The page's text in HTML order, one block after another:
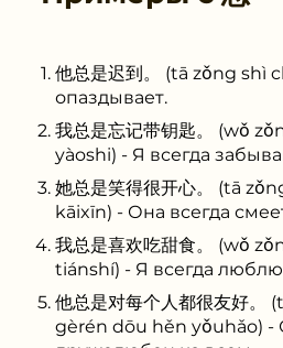
他总是迟到。 (tā zǒng shì
опаздывает.
我总是忘记带钥匙。 (wǒ
yàoshi) - Я всегда
她总是笑得很开心。 (tā
kāixīn) - Она всегда
我总是喜欢吃甜食。 (wǒ
tiánshí) - Я всегда люблю
他总是对每个人都很友好
gèrén dōu hěn yǒuhǎo) -